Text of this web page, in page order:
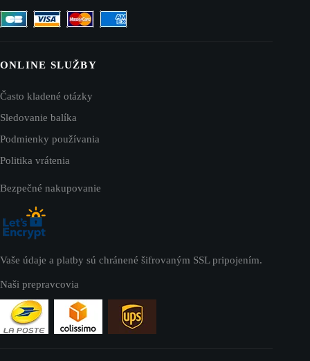
ONLINE SLUŽBY
Často kladené otázky
Sledovanie balíka
Podmienky používania
Politika vrátenia
Bezpečné nakupovanie
Vaše údaje a platby sú chránené šifrovaným SSL pripojením.
Naši prepravcovia